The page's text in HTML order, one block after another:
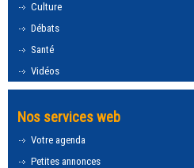
Culture
Débats
Santé
Vidéos
Nos services web
Votre agenda
Petites annonces